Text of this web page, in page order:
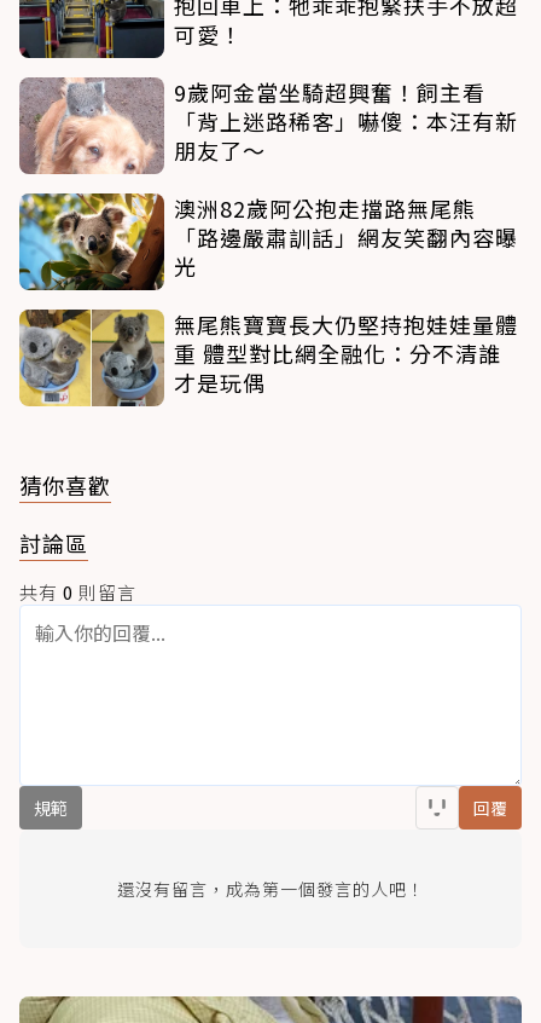
可愛！
9歲阿金當坐騎超興奮！飼主看
「背上迷路稀客」嚇傻：本汪有新
朋友了～
澳洲82歲阿公抱走擋路無尾熊
「路邊嚴肅訓話」網友笑翻內容曝
光
無尾熊寶寶長大仍堅持抱娃娃量體
重 體型對比網全融化：分不清誰
才是玩偶
猜你喜歡
討論區
共有 0 則留言
規範 回覆
還沒有留言，成為第一個發言的人吧！